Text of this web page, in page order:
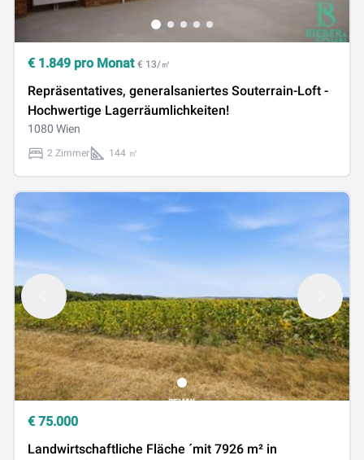
€ 1.849 pro Monat € 13/㎡
Repräsentatives, generalsaniertes Souterrain-Loft -
Hochwertige Lagerräumlichkeiten!
1080 Wien
2 Zimmer 144 ㎡
€ 75.000
Landwirtschaftliche Fläche ´mit 7926 m² in